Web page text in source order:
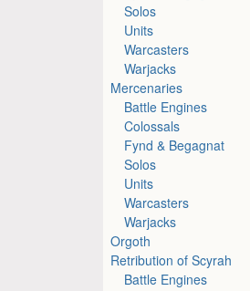
Solos
Units
Warcasters
Warjacks
Mercenaries
Battle Engines
Colossals
Fynd & Begagnat
Solos
Units
Warcasters
Warjacks
Orgoth
Retribution of Scyrah
Battle Engines